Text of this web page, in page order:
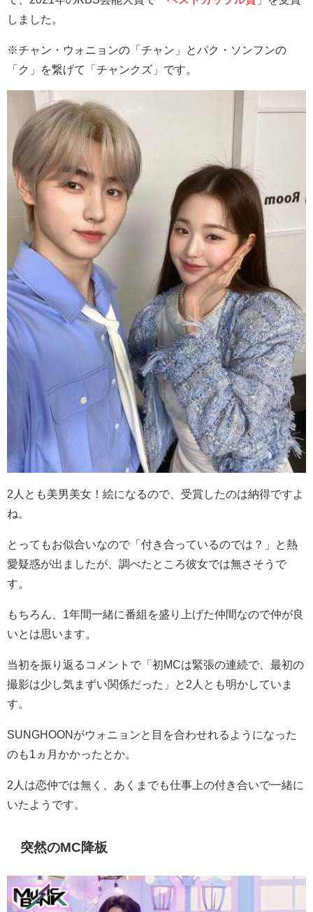
しました。
※チャン・ウォニョンの「チャン」とパク・ソンフンの
「ク」を繋げて「チャンクズ」です。
2人とも美男美女！絵になるので、受賞したのは納得ですよ
ね。
とってもお似合いなので「付き合っているのでは？」と熱
愛疑惑が出ましたが、調べたところ彼女では無さそうで
す。
もちろん、1年間一緒に番組を盛り上げた仲間なので仲が良
いとは思います。
当初を振り返るコメントで「初MCは緊張の連続で、最初の
撮影は少し気まずい関係だった」と2人とも明かしていま
す。
SUNGHOONがウォニョンと目を合わせれるようになった
のも1ヵ月かかったとか。
2人は恋仲では無く、あくまでも仕事上の付き合いで一緒に
いたようです。
突然のMC降板